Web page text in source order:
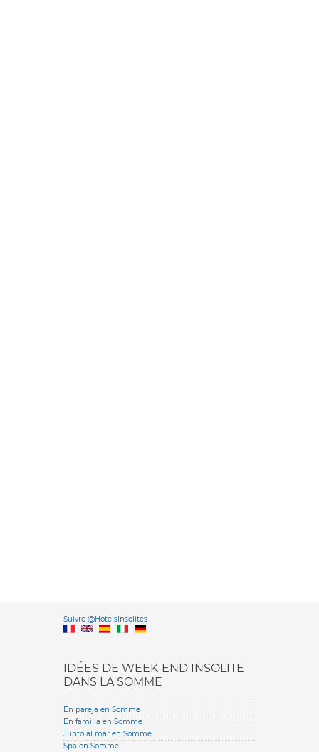
Suivre @HotelsInsolitesVersione
IDÉES DE WEEK-END INSOLITE
DANS LA SOMME
En pareja en Somme
En familia en Somme
Junto al mar en Somme
Spa en Somme